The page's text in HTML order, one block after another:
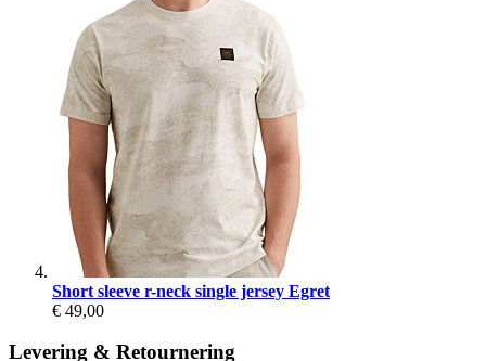
Short sleeve r-neck single jersey Egret
€ 49,00
Levering & Retournering